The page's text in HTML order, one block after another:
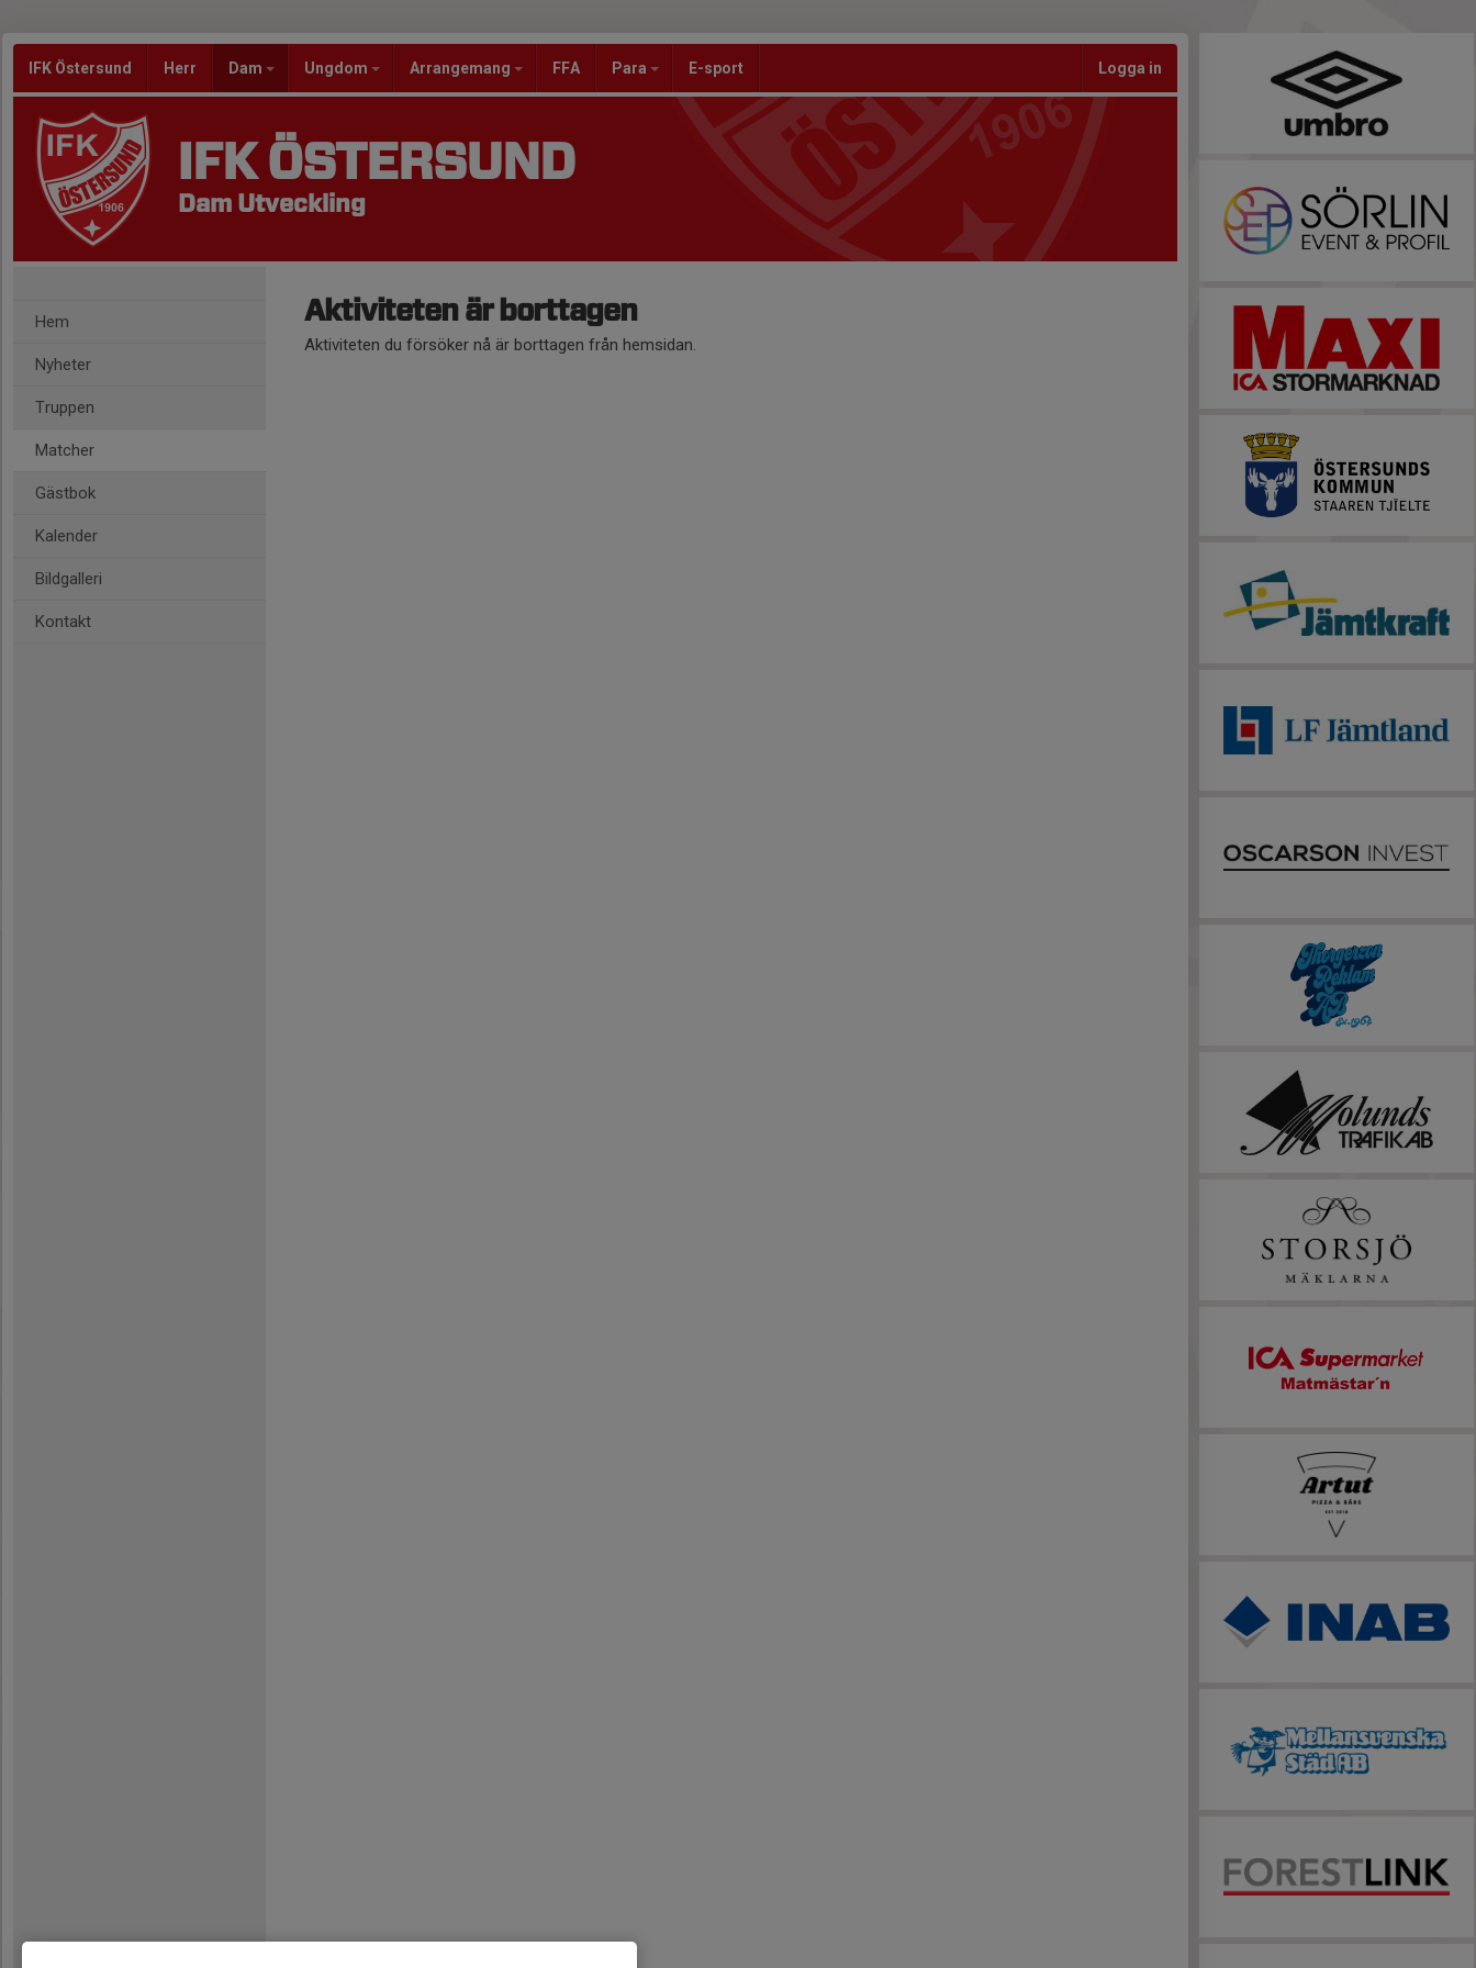
IFK Östersund Herr Dam Ungdom Arrangemang FFA Para E-sport Logga in
IFK ÖSTERSUND
Dam Utveckling
Hem
Nyheter
Truppen
Matcher
Gästbok
Kalender
Bildgalleri
Kontakt
Aktiviteten är borttagen
Aktiviteten du försöker nå är borttagen från hemsidan.